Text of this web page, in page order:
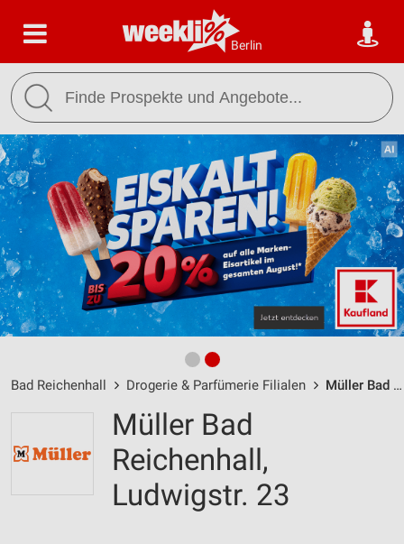
Berlin
Bad Reichenhall Drogerie & Parfümerie Filialen Müller Bad Reichenhall / Ludwigstr. 23 - Öffnungszeiten & Adresse
Müller Bad
Reichenhall,
Ludwigstr. 23